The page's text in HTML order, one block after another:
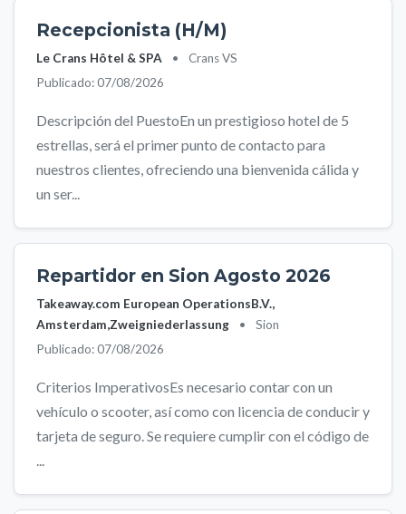
Recepcionista (H/M)
Le Crans Hôtel & SPA •
Crans VS
Publicado: 07/08/2026
Descripción del PuestoEn un prestigioso hotel de 5
estrellas, será el primer punto de contacto para
nuestros clientes, ofreciendo una bienvenida cálida y
un ser...
Repartidor en Sion Agosto 2026
Takeaway.com European OperationsB.V.,
Amsterdam,Zweigniederlassung
•
Sion
Publicado: 07/08/2026
Criterios ImperativosEs necesario contar con un
vehículo o scooter, así como con licencia de conducir y
tarjeta de seguro. Se requiere cumplir con el código de
...